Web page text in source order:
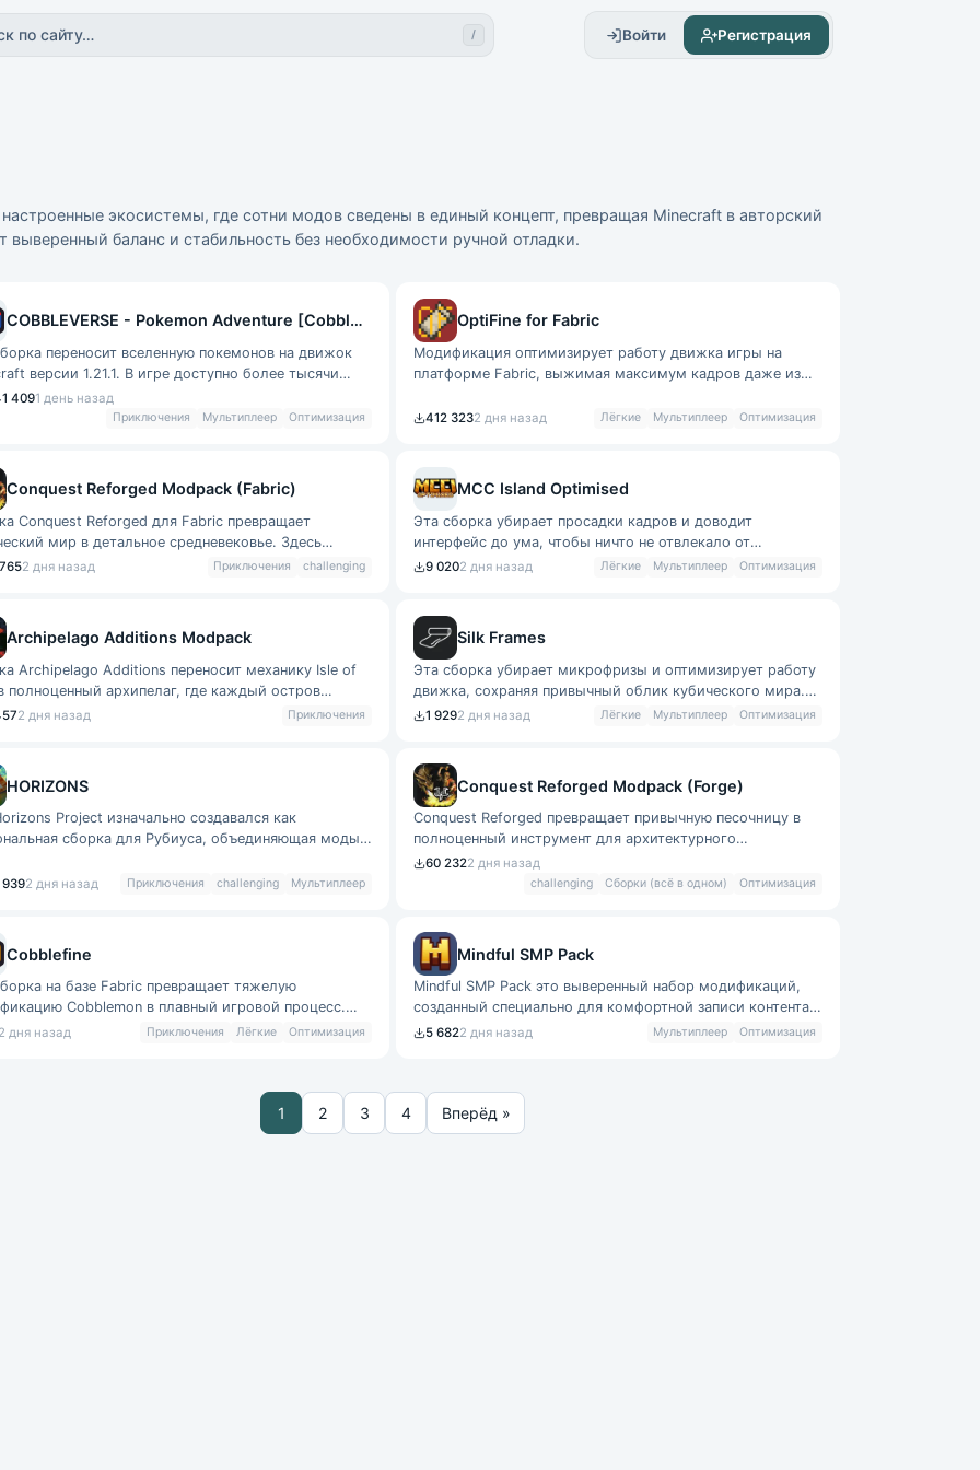
по сайту… / Войти Регистрация
экосистемы, где сотни модов сведены в единый концепт, превращая Minecraft в авторский
баланс и стабильность без необходимости ручной отладки.
COBBLEVERSE - Pokemon Adventure [Cobblemon]
переносит вселенную покемонов на движок
версии 1.21.1. В игре доступно более тысячи
включая редкие мега-эволюц
4091 день назад
Приключения Мультиплеер Оптимизация
OptiFine for Fabric
Модификация оптимизирует работу движка игры на
платформе Fabric, выжимая максимум кадров даже из
412 3232 дня назад Лёгкие Мультиплеер Оптимизация
Conquest Reforged Modpack (Fabric)
Conquest Reforged для Fabric превращает
мир в детальное средневековье. Здесь
блок проработан до мелочей, от текстур
2 дня назад Приключения challenging
MCC Island Optimised
Эта сборка убирает просадки кадров и доводит
интерфейс до ума, чтобы ничто не отвлекало от
процесса. Внутри уже настроены все важные правки
9 0202 дня назад Лёгкие Мультиплеер Оптимизация
Archipelago Additions Modpack
Archipelago Additions переносит механику Isle of
полноценный архипелаг, где каждый остров
разведки и освоения. Основно
2 дня назад Приключения
Silk Frames
Эта сборка убирает микрофризы и оптимизирует работу
движка, сохраняя привычный облик кубического мира.
Игра перестает дергаться при загрузке
1 9292 дня назад Лёгкие Мультиплеер Оптимизация
HORIZONS
Project изначально создавался как
сборка для Рубиуса, объединяющая моды
2 дня назад Приключения challenging Мультиплеер
Conquest Reforged Modpack (Forge)
Conquest Reforged превращает привычную песочницу в
полноценный инструмент для архитектурного
моделирования. Сборка добавляет тысячи декорати
60 2322 дня назад
challenging Сборки (всё в одном) Оптимизация
Cobblefine
на базе Fabric превращает тяжелую
Cobblemon в плавный игровой процесс.
просадки кадров при загрузке новых
2 дня назад Приключения Лёгкие Оптимизация
Mindful SMP Pack
Mindful SMP Pack это выверенный набор модификаций,
созданный специально для комфортной записи контента.
Техническая основа здесь настроена т
5 6822 дня назад Мультиплеер Оптимизация
1 2 3 4 Вперёд »